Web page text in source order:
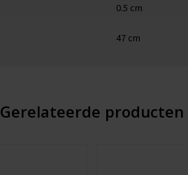
0.5 cm
47 cm
Gerelateerde producten